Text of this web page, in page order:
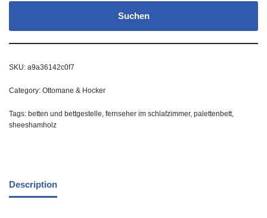
Suchen
SKU: a9a36142c0f7
Category: Ottomane & Hocker
Tags: betten und bettgestelle, fernseher im schlafzimmer, palettenbett,
sheeshamholz
Description